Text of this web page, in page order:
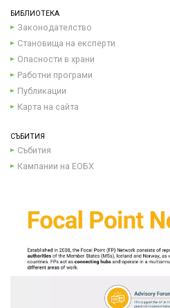
БИБЛИОТЕКА
Законодателство
Становища на експерти
Опасности в храни
Работни програми
Публикации
Карта на сайта
СЪБИТИЯ
Събития
Кампании на ЕОБХ